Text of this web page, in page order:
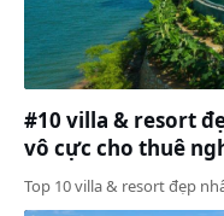
#10 villa & resort
vô cực cho thuê
Top 10 villa & resort đẹp